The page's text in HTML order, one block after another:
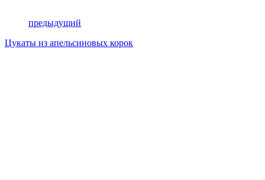
предыдущий
Цукаты из апельсиновых корок